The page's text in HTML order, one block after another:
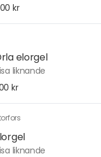
kr
elorgel
liknande
kr
liknande